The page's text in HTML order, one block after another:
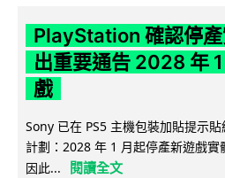
PlayStation 確認停
出重要通告 2028 年
戲
Sony 已在 PS5 主機包裝加貼提示
計劃：2028 年 1 月起停產新遊戲實
因此...
閱讀全文